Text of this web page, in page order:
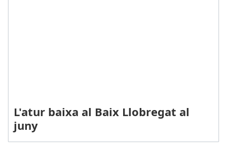
L'atur baixa al Baix Llobregat al
juny